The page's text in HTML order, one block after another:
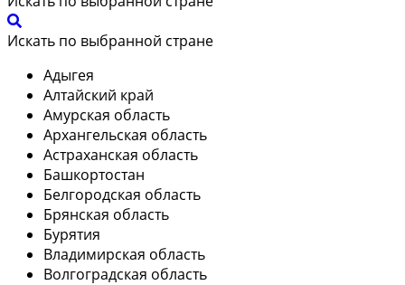
Искать по выбранной стране
Адыгея
Алтайский край
Амурская область
Архангельская область
Астраханская область
Башкортостан
Белгородская область
Брянская область
Бурятия
Владимирская область
Волгоградская область